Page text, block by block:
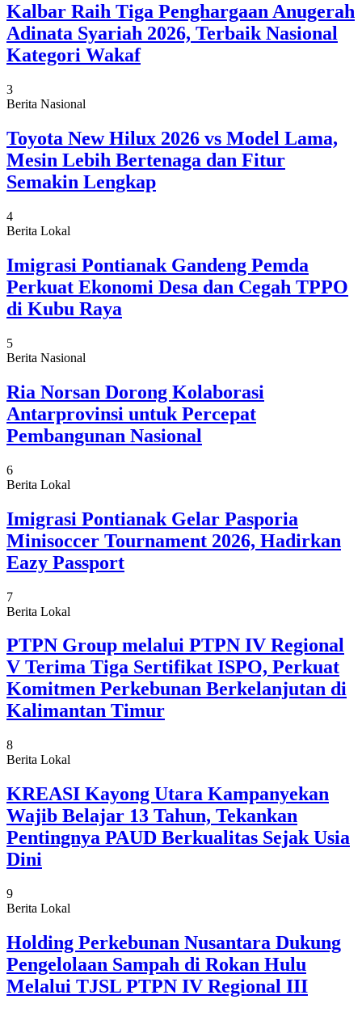
Kalbar Raih Tiga Penghargaan Anugerah
Adinata Syariah 2026, Terbaik Nasional
Kategori Wakaf
3
Berita Nasional
Toyota New Hilux 2026 vs Model Lama,
Mesin Lebih Bertenaga dan Fitur
Semakin Lengkap
4
Berita Lokal
Imigrasi Pontianak Gandeng Pemda
Perkuat Ekonomi Desa dan Cegah TPPO
di Kubu Raya
5
Berita Nasional
Ria Norsan Dorong Kolaborasi
Antarprovinsi untuk Percepat
Pembangunan Nasional
6
Berita Lokal
Imigrasi Pontianak Gelar Pasporia
Minisoccer Tournament 2026, Hadirkan
Eazy Passport
7
Berita Lokal
PTPN Group melalui PTPN IV Regional
V Terima Tiga Sertifikat ISPO, Perkuat
Komitmen Perkebunan Berkelanjutan di
Kalimantan Timur
8
Berita Lokal
KREASI Kayong Utara Kampanyekan
Wajib Belajar 13 Tahun, Tekankan
Pentingnya PAUD Berkualitas Sejak Usia
Dini
9
Berita Lokal
Holding Perkebunan Nusantara Dukung
Pengelolaan Sampah di Rokan Hulu
Melalui TJSL PTPN IV Regional III